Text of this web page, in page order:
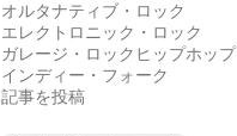
オルタナティブ・ロック
エレクトロニック・ロック
ガレージ・ロック ヒップホップ
インディー・フォーク
記事を投稿